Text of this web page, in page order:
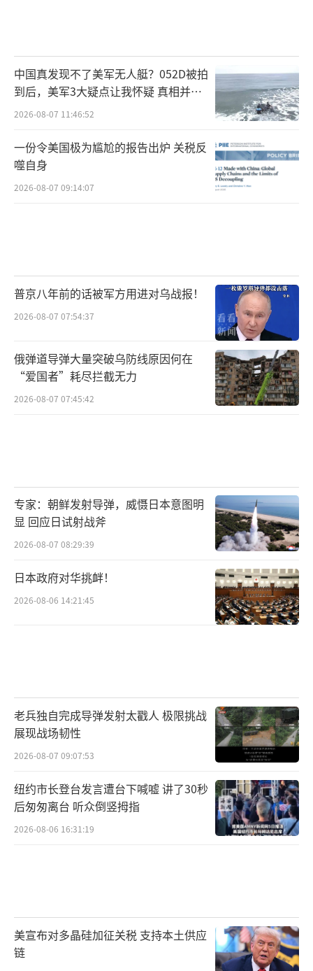
中国真发现不了美军无人艇？052D被拍
到后，美军3大疑点让我怀疑 真相并非
如此
2026-08-07 11:46:52
一份令美国极为尴尬的报告出炉 关税反
噬自身
2026-08-07 09:14:07
普京八年前的话被军方用进对乌战报！
2026-08-07 07:54:37
俄弹道导弹大量突破乌防线原因何在
“爱国者”耗尽拦截无力
2026-08-07 07:45:42
专家：朝鲜发射导弹，威慑日本意图明
显 回应日试射战斧
2026-08-07 08:29:39
日本政府对华挑衅！
2026-08-06 14:21:45
老兵独自完成导弹发射太戳人 极限挑战
展现战场韧性
2026-08-07 09:07:53
纽约市长登台发言遭台下喊嘘 讲了30秒
后匆匆离台 听众倒竖拇指
2026-08-06 16:31:19
美宣布对多晶硅加征关税 支持本土供应
链